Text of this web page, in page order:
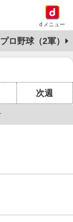
dメニュー
プロ野球（2軍）
次週